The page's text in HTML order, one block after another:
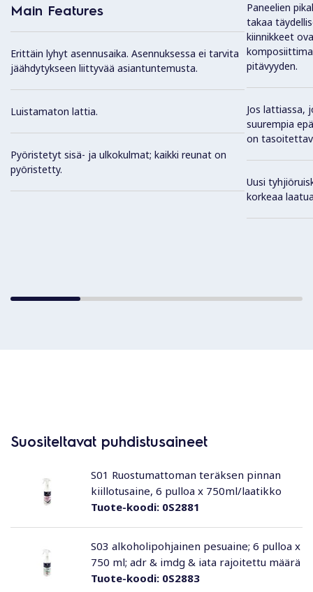
Main Features
Erittäin lyhyt asennusaika. Asennuksessa ei tarvita
jäähdytykseen liittyvää asiantuntemusta.
Luistamaton lattia.
Pyöristetyt sisä- ja ulkokulmat; kaikki reunat on
pyöristetty.
Paneelien
takaa
kiinnikkeet
pitävyyden.
Jos lattiassa,
suurempia
on
Uusi
korkeaa
Suositeltavat puhdistusaineet
Tuote-koodi:0S2881
S01 Ruostumattoman teräksen pinnan
kiillotusaine, 6 pulloa x 750ml/laatikko
Tuote-koodi:0S2883
S03 alkoholipohjainen pesuaine; 6 pulloa x
750 ml; adr & imdg & iata rajoitettu määrä